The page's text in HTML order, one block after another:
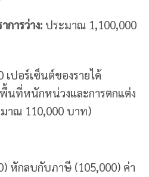
การว่าง:ประมาณ 1,100,000
เปอร์เซ็นต์ของรายได้
พื้นที่หนักหน่วงและการตกแต่ง
าณ 110,000 บาท)
หักลบกับภาษี (105,000) ค่า